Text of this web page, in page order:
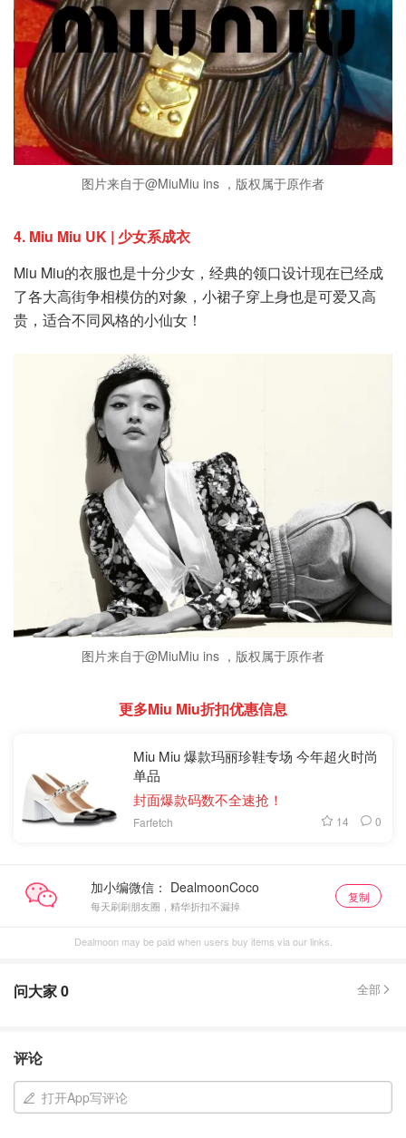
图片来自于@MiuMiu ins ，版权属于原作者
4. Miu Miu UK | 少女系成衣
Miu Miu的衣服也是十分少女，经典的领口设计现在已经成
了各大高街争相模仿的对象，小裙子穿上身也是可爱又高
贵，适合不同风格的小仙女！
图片来自于@MiuMiu ins ，版权属于原作者
更多Miu Miu折扣优惠信息
Miu Miu 爆款玛丽珍鞋专场 今年超火时尚
单品
封面爆款码数不全速抢！
Farfetch 14 0
加小编微信：
每天刷刷朋友圈，精华折扣不漏掉
复制
Dealmoon may be paid when users buy items via our links.
问大家0 全部
评论
打开App写评论